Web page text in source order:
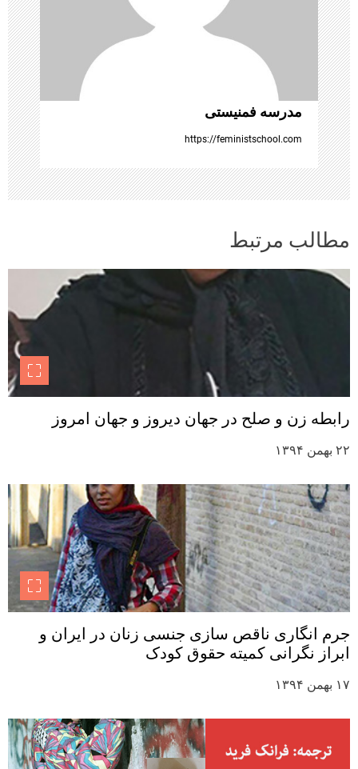
ه‌
ه
ا
مدرسه فمنیستی
https://feministschool.com
مطالب مرتبط
رابطه زن و صلح در جهان دیروز و جهان امروز
۲۲ بهمن ۱۳۹۴
جرم انگاری ناقص سازی جنسی زنان در ایران و
ابراز نگرانی کمیته حقوق کودک
۱۷ بهمن ۱۳۹۴